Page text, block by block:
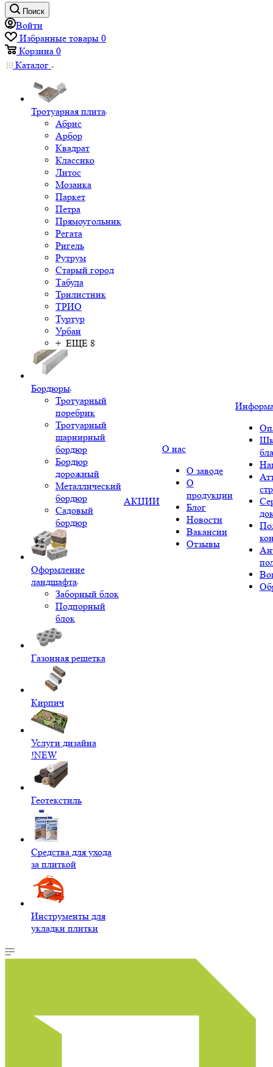
Поиск
Войти
Избранные товары 0
Корзина 0
Каталог
Тротуарная плита
Абрис
Арбор
Квадрат
Классико
Литос
Мозаика
Паркет
Петра
Прямоугольник
Регата
Ригель
Рутрум
Старый город
Табула
Трилистник
ТРИО
Туртур
Урбан
+ ЕЩЕ 8
Бордюры
Тротуарный
поребрик
Тротуарный
шарнирный
бордюр
Бордюр
дорожный
Металлический
бордюр
Садовый
бордюр
Оформление
ландшафта
Заборный блок
Подпорный
блок
Газонная решетка
Кирпич
Услуги дизайна
!NEW
Геотекстиль
Средства для ухода
за плиткой
Инструменты для
укладки плитки
АКЦИИ
О нас
О заводе
О
продукции
Блог
Новости
Вакансии
Отзывы